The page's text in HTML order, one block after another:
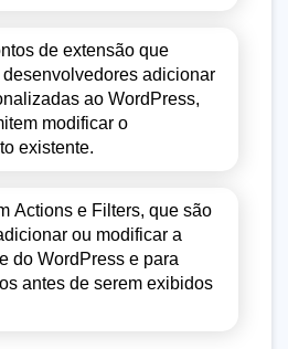
de extensão que
desenvolvedores adicionar
ao WordPress,
modificar o
existente.
Actions e Filters, que são
ou modificar a
do WordPress e para
antes de serem exibidos